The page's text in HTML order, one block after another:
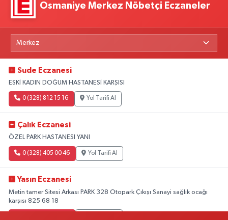
Osmaniye Merkez Nöbetçi Eczaneler
Sude Eczanesi
ESKİ KADIN DOĞUM HASTANESİ KARŞISI
0 (328) 812 15 16 Yol Tarifi Al
Çalık Eczanesi
ÖZEL PARK HASTANESI YANI
0 (328) 405 00 46 Yol Tarifi Al
Yasın Eczanesi
Metin tamer Sitesi Arkası PARK 328 Otopark Çıkışı Sanayi sağlık ocağı
karşısı 825 68 18